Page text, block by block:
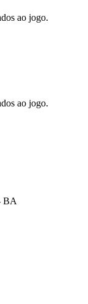
ao jogo.
ao jogo.
BA